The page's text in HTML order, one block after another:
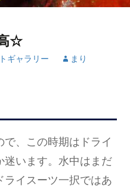
☆
ギャラリー まり
、この時期はドライ
います。水中はまだ
イスーツ一択ではあ